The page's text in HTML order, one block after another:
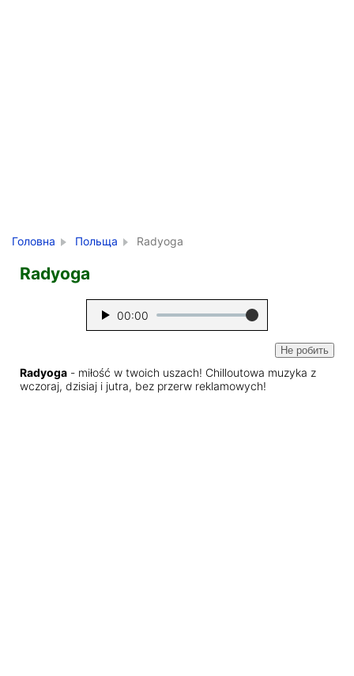
Головна Польща Radyoga
Radyoga
00:00
Не робить
Radyoga - miłość w twoich uszach! Chilloutowa muzyka z
wczoraj, dzisiaj i jutra, bez przerw reklamowych!